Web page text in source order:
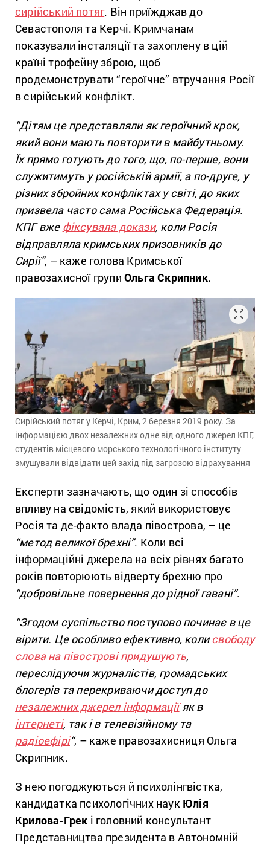
сирійський потяг. Він приїжджав до
Севастополя та Керчі. Кримчанам
показували інсталяції та захоплену в цій
країні трофейну зброю, щоб
продемонструвати “героїчне” втручання Росії
в сирійський конфлікт.
“Дітям це представляли як героїчний крок,
який вони мають повторити в майбутньому.
Їх прямо готують до того, що, по-перше, вони
служитимуть у російській армії, а по-друге, у
різних збройних конфліктах у світі, до яких
призвела часто сама Російська Федерація.
КПГ вже фіксувала докази, коли Росія
відправляла кримських призовників до
Сирії”, – каже голова Кримської
правозахисної групи Ольга Скрипник.
Сирійський потяг у Керчі, Крим, 2 березня 2019 року. За
інформацією двох незалежних одне від одного джерел КПГ,
студентів місцевого морського технологічного інституту
змушували відвідати цей захід під загрозою відрахування
Експерти зазначають, що один зі способів
впливу на свідомість, який використовує
Росія та де-факто влада півострова, – це
“метод великої брехні”. Коли всі
інформаційні джерела на всіх рівнях багато
років повторюють відверту брехню про
“добровільне повернення до рідної гавані”.
“Згодом суспільство поступово починає в це
вірити. Це особливо ефективно, колисвободу
слова на півострові придушують,
переслідуючи журналістів, громадських
блогерів та перекриваючи доступ до
незалежних джерел інформаціїяк в
інтернеті, так і в телевізійному та
радіоефірі“, – каже правозахисниця Ольга
Скрипник.
З нею погоджуються й психолінгвістка,
кандидатка психологічних наук Юлія
Крилова-Грек і головний консультант
Представництва президента в Автономній